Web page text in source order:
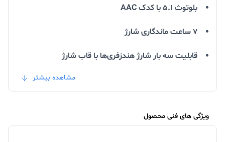
بلوتوث 5.1 با کدک AAC
۷ ساعت ماندگاری شارژ
قابلیت سه بار شارژ هندزفری‌ها با قاب شارژ
مشاهده بیشتر
ویژگی های فنی محصول